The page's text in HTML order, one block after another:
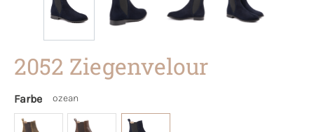
2052 Ziegenvelour
Farbe ozean